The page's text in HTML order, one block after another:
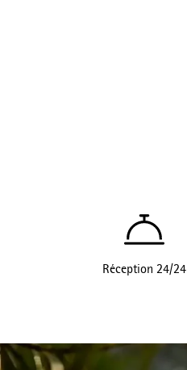
Réception 24/24